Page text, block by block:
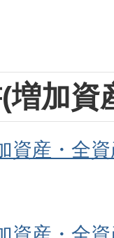
増加資
資産・全